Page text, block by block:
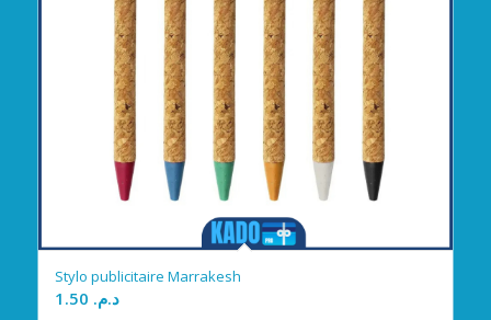
Stylo publicitaire Marrakesh
د.م.